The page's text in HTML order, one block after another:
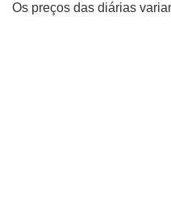
Os preços das diárias